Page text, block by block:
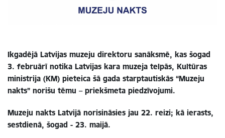
Ikgadējā Latvijas muzeju direktoru sanāksmē, kas šogad
3. februārī notika Latvijas kara muzeja telpās, Kultūras
ministrija (KM) pieteica šā gada starptautiskās “Muzeju
nakts” norišu tēmu – priekšmeta piedzīvojumi.
Muzeju nakts Latvijā norisināsies jau 22. reizi; kā ierasts,
sestdienā, šogad - 23. maijā.